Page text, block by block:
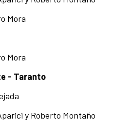
Mora
Mora
- Taranto
y Roberto Montaño